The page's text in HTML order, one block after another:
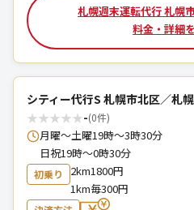
札幌週末運転代行 札幌
料金・詳細
シティー代行S 札幌市北区／札
★★★★★-(0件)
月曜〜土曜19時〜3時30分
日祝19時〜0時30分
初乗り
2km1800円
1km毎300円